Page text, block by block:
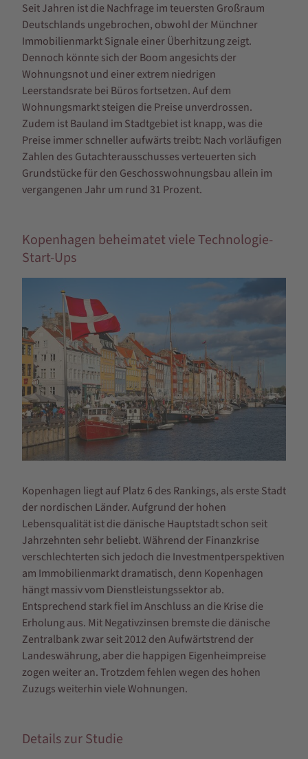
Seit Jahren ist die Nachfrage im teuersten Großraum
Deutschlands ungebrochen, obwohl der Münchner
Immobilienmarkt Signale einer Überhitzung zeigt.
Dennoch könnte sich der Boom angesichts der
Wohnungsnot und einer extrem niedrigen
Leerstandsrate bei Büros fortsetzen. Auf dem
Wohnungsmarkt steigen die Preise unverdrossen.
Zudem ist Bauland im Stadtgebiet ist knapp, was die
Preise immer schneller aufwärts treibt: Nach vorläufigen
Zahlen des Gutachterausschusses verteuerten sich
Grundstücke für den Geschosswohnungsbau allein im
vergangenen Jahr um rund 31 Prozent.
Kopenhagen beheimatet viele Technologie-
Start-Ups
Kopenhagen liegt auf Platz 6 des Rankings, als erste Stadt
der nordischen Länder. Aufgrund der hohen
Lebensqualität ist die dänische Hauptstadt schon seit
Jahrzehnten sehr beliebt. Während der Finanzkrise
verschlechterten sich jedoch die Investmentperspektiven
am Immobilienmarkt dramatisch, denn Kopenhagen
hängt massiv vom Dienstleistungssektor ab.
Entsprechend stark fiel im Anschluss an die Krise die
Erholung aus. Mit Negativzinsen bremste die dänische
Zentralbank zwar seit 2012 den Aufwärtstrend der
Landeswährung, aber die happigen Eigenheimpreise
zogen weiter an. Trotzdem fehlen wegen des hohen
Zuzugs weiterhin viele Wohnungen.
Details zur Studie